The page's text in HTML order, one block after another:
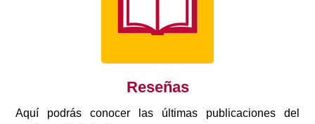
Reseñas
Aquí podrás conocer las últimas publicaciones del